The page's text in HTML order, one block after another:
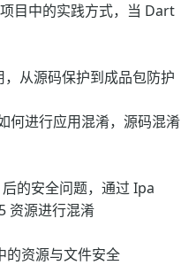
目中的实践方式，当 Dart
从源码保护到成品包防护
何进行应用混淆，源码混淆
的安全问题，通过 Ipa
资源进行混淆
的资源与文件安全